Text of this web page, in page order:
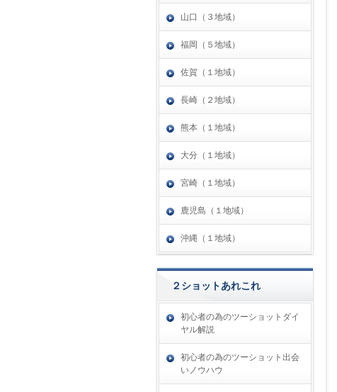
山口（３地域）
福岡（５地域）
佐賀（１地域）
長崎（２地域）
熊本（１地域）
大分（１地域）
宮崎（１地域）
鹿児島（１地域）
沖縄（１地域）
２ショットあれこれ
初心者の為のツーショットダイ
ヤル解説
初心者の為のツーショット出会
いノウハウ